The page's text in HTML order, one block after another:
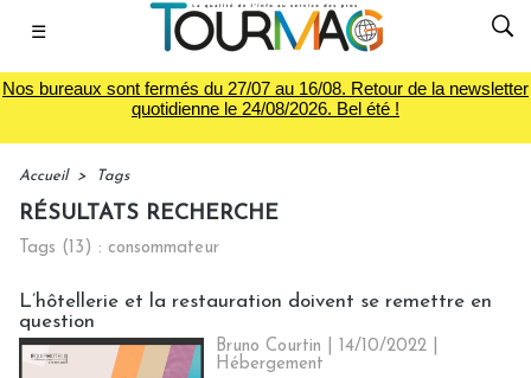
☰
Nos bureaux sont fermés du 27/07 au 16/08. Retour de la newsletter
quotidienne le 24/08/2026. Bel été !
Accueil > Tags
RÉSULTATS RECHERCHE
Tags (13) : consommateur
L’hôtellerie et la restauration doivent se remettre en
question
Bruno Courtin | 14/10/2022
Hébergement